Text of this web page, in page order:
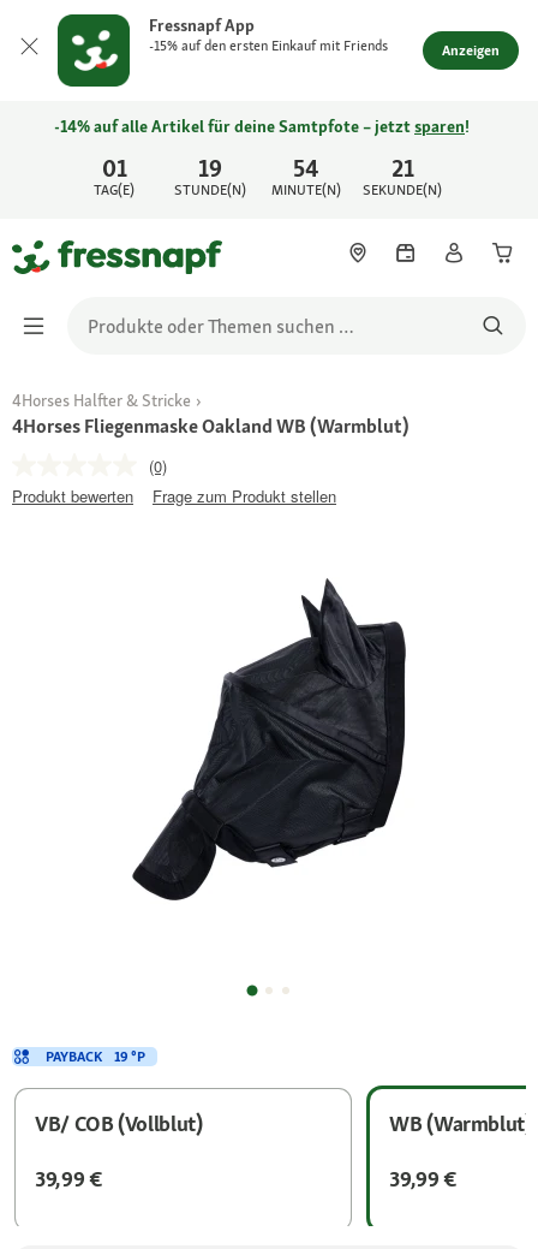
Fressnapf App
-15% auf den ersten Einkauf mit Friends Anzeigen
01
TAG(E)
19
STUNDE(N)
54
MINUTE(N)
21
SEKUNDE(N)
-14% auf alle Artikel für deine Samtpfote – jetztsparen!
4Horses Halfter & Stricke
4Horses Fliegenmaske Oakland WB (Warmblut)
(0)
Produkt bewerten
Frage zum Produkt stellen
VB/ COB (Vollblut)
39,99 €
WB (Warmblut)
39,99 €
PAYBACK 19 °P